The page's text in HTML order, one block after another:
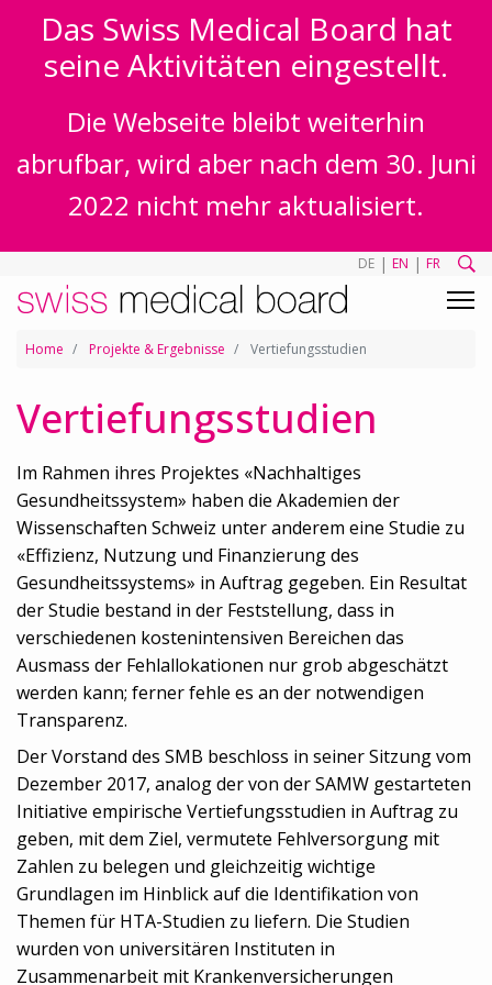
Das Swiss Medical Board hat
seine Aktivitäten eingestellt.
Die Webseite bleibt weiterhin
abrufbar, wird aber nach dem 30. Juni
2022 nicht mehr aktualisiert.
DE | EN | FR
Home Projekte & Ergebnisse Vertiefungsstudien
Vertiefungsstudien
Im Rahmen ihres Projektes «Nachhaltiges
Gesundheitssystem» haben die Akademien der
Wissenschaften Schweiz unter anderem eine Studie zu
«Effizienz, Nutzung und Finanzierung des
Gesundheitssystems» in Auftrag gegeben. Ein Resultat
der Studie bestand in der Feststellung, dass in
verschiedenen kostenintensiven Bereichen das
Ausmass der Fehlallokationen nur grob abgeschätzt
werden kann; ferner fehle es an der notwendigen
Transparenz.
Der Vorstand des SMB beschloss in seiner Sitzung vom
Dezember 2017, analog der von der SAMW gestarteten
Initiative empirische Vertiefungsstudien in Auftrag zu
geben, mit dem Ziel, vermutete Fehlversorgung mit
Zahlen zu belegen und gleichzeitig wichtige
Grundlagen im Hinblick auf die Identifikation von
Themen für HTA-Studien zu liefern. Die Studien
wurden von universitären Instituten in
Zusammenarbeit mit Krankenversicherungen